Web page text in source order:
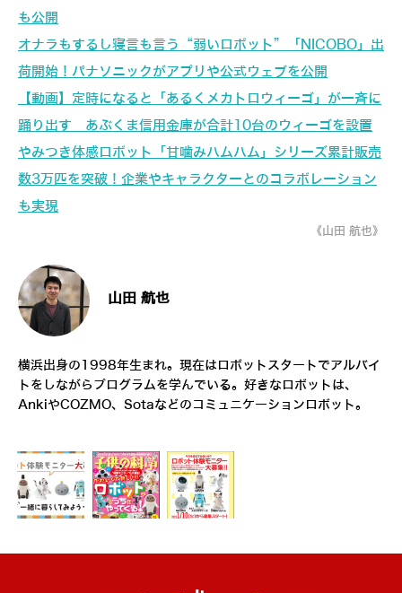
も公開
オナラもするし寝言も言う“弱いロボット”「NICOBO」出
荷開始！パナソニックがアプリや公式ウェブを公開
【動画】定時になると「あるくメカトロウィーゴ」が一斉に
踊り出す あぶくま信用金庫が合計10台のウィーゴを設置
やみつき体感ロボット「甘噛みハムハム」シリーズ累計販売
数3万匹を突破！企業やキャラクターとのコラボレーション
も実現
《山田 航也》
山田 航也
横浜出身の1998年生まれ。現在はロボットスタートでアルバイ
トをしながらプログラムを学んでいる。好きなロボットは、
AnkiやCOZMO、Sotaなどのコミュニケーションロボット。